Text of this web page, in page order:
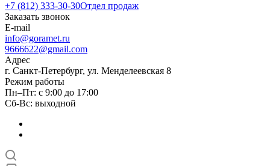
+7 (812) 333-30-30Отдел продаж
Заказать звонок
E-mail
info@goramet.ru
9666622@gmail.com
Адрес
г. Санкт-Петербург, ул. Менделеевская 8
Режим работы
Пн–Пт: с 9:00 до 17:00
Сб-Вс: выходной